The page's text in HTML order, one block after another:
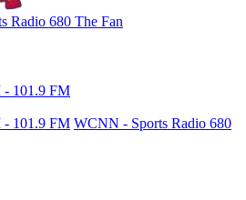
Radio 680 The Fan
101.9 FM
101.9 FM WCNN - Sports Radio 680